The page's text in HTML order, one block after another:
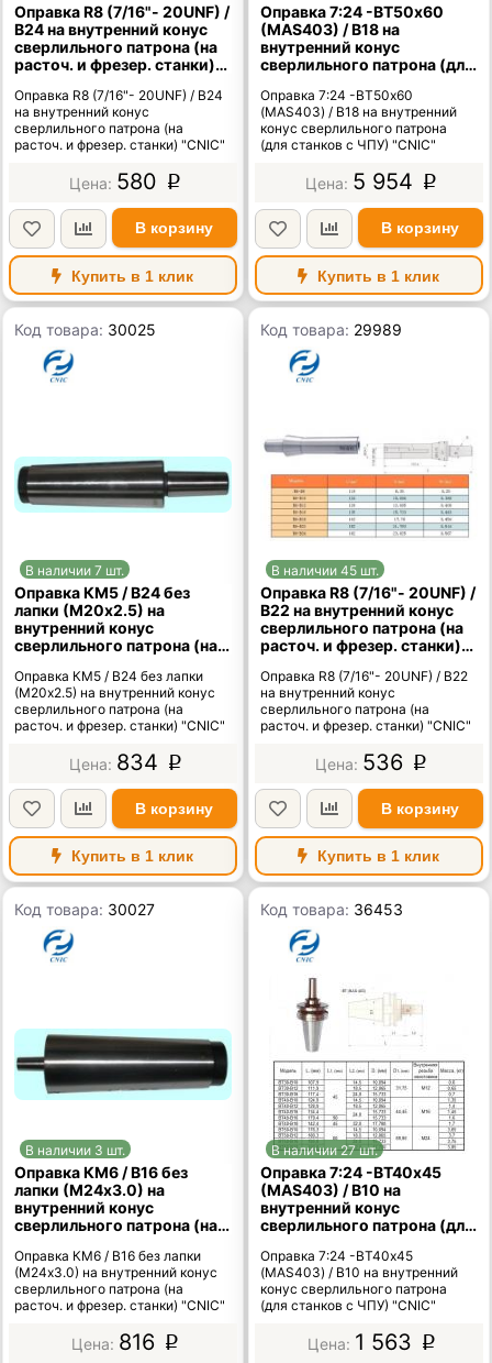
Оправка R8 (7/16"- 20UNF) /
В24 на внутренний конус
сверлильного патрона (на
расточ. и фрезер. станки)
Оправка R8 (7/16"- 20UNF) / В24
на внутренний конус
сверлильного патрона (на
расточ. и фрезер. станки) "CNIC"
580 p
В корзину
Купить в 1 клик
Оправка 7:24 -ВТ50х60
(MAS403) / В18 на
внутренний конус
сверлильного патрона (для
Оправка 7:24 -ВТ50х60
(MAS403) / В18 на внутренний
конус сверлильного патрона
(для станков с ЧПУ) "CNIC"
5 954 p
В корзину
Купить в 1 клик
Код товара: 30025
В наличии 7 шт.
Оправка КМ5 / В24 без
лапки (М20х2.5) на
внутренний конус
сверлильного патрона (на
"CNIC"
Оправка КМ5 / В24 без лапки
(М20х2.5) на внутренний конус
сверлильного патрона (на
расточ. и фрезер. станки) "CNIC"
834 p
В корзину
Купить в 1 клик
Код товара: 29989
В наличии 45 шт.
Оправка R8 (7/16"- 20UNF) /
В22 на внутренний конус
сверлильного патрона (на
расточ. и фрезер. станки)
Оправка R8 (7/16"- 20UNF) / В22
на внутренний конус
сверлильного патрона (на
расточ. и фрезер. станки) "CNIC"
536 p
В корзину
Купить в 1 клик
Код товара: 30027
В наличии 3 шт.
Оправка КМ6 / В16 без
лапки (М24х3.0) на
внутренний конус
сверлильного патрона (на
"CNIC"
Оправка КМ6 / В16 без лапки
(М24х3.0) на внутренний конус
сверлильного патрона (на
расточ. и фрезер. станки) "CNIC"
816 p
Код товара: 36453
В наличии 27 шт.
Оправка 7:24 -ВТ40х45
(MAS403) / В10 на
внутренний конус
сверлильного патрона (для
Оправка 7:24 -ВТ40х45
(MAS403) / В10 на внутренний
конус сверлильного патрона
(для станков с ЧПУ) "CNIC"
1 563 p